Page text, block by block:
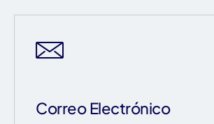
Correo Electrónico